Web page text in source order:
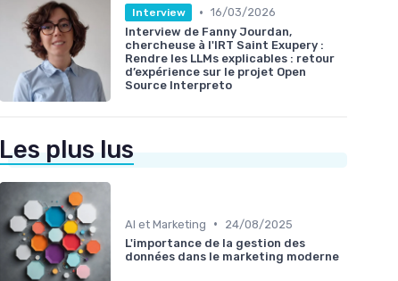
Interview • 16/03/2026
Interview de Fanny Jourdan,
chercheuse à l'IRT Saint Exupery :
Rendre les LLMs explicables : retour
d’expérience sur le projet Open
Source Interpreto
Les plus lus
AI et Marketing •
24/08/2025
L'importance de la gestion des
données dans le marketing moderne